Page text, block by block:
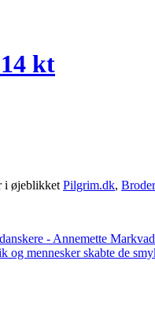
kt
i øjeblikket Pilgrim.dk,
- Annemette
mennesker skabte de